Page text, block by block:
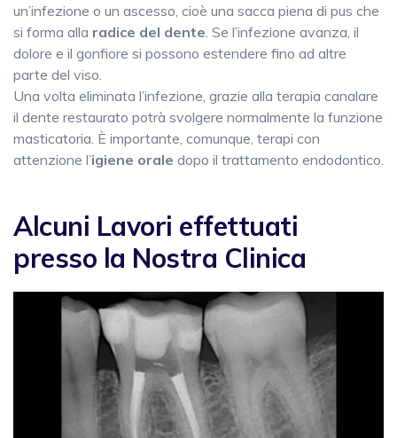
un’infezione o un ascesso, cioè una sacca piena di pus che
si forma alla radice del dente. Se l’infezione avanza, il
dolore e il gonfiore si possono estendere fino ad altre
parte del viso.
Una volta eliminata l’infezione, grazie alla terapia canalare
il dente restaurato potrà svolgere normalmente la funzione
masticatoria. È importante, comunque, terapi con
attenzione l’igiene orale dopo il trattamento endodontico.
Alcuni Lavori effettuati
presso la Nostra Clinica